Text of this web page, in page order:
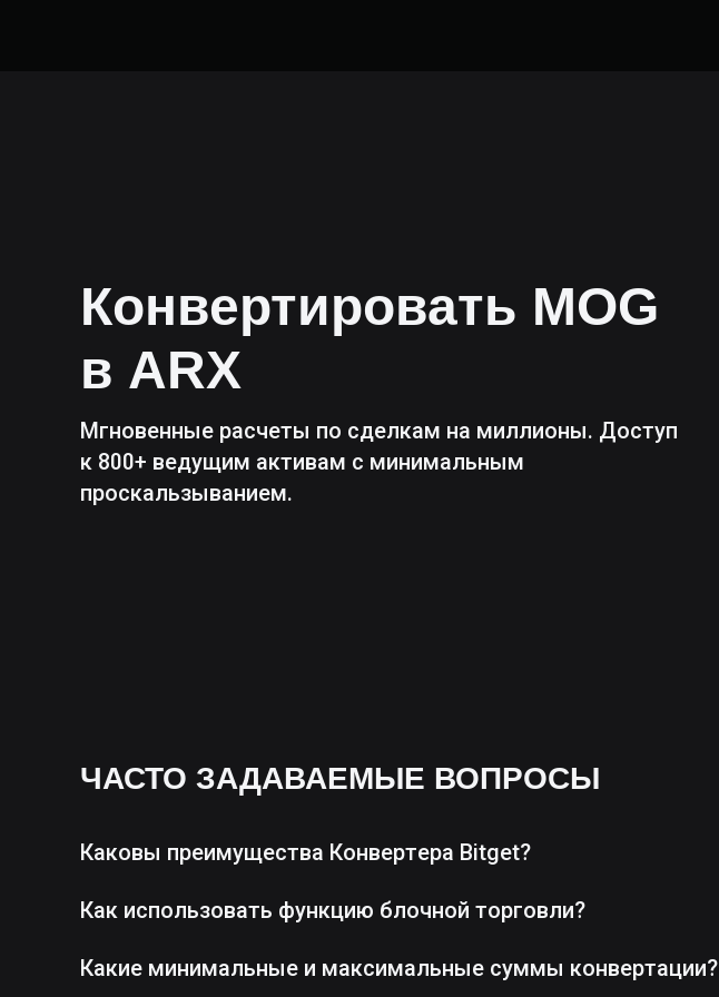
Конвертировать MOG
в ARX
Мгновенные расчеты по сделкам на миллионы. Доступ
к 800+ ведущим активам с минимальным
проскальзыванием.
ЧАСТО ЗАДАВАЕМЫЕ ВОПРОСЫ
Каковы преимущества Конвертера Bitget?
Как использовать функцию блочной торговли?
Какие минимальные и максимальные суммы конвертации?